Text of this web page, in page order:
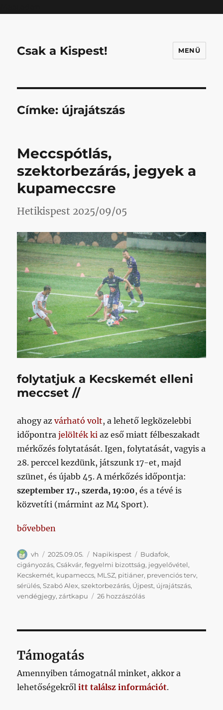
Csak a Kispest! MENÜ
Címke: újrajátszás
Meccspótlás,
szektorbezárás, jegyek a
kupameccsre
Hetikispest 2025/09/05
folytatjuk a Kecskemét elleni
meccset //
ahogy azvárható volt, a lehető legközelebbi
időpontrajelölték ki az eső miatt félbeszakadt
mérkőzés folytatását. Igen, folytatását, vagyis a
28. perccel kezdünk, játszunk 17-et, majd
szünet, és újabb 45. A mérkőzés időpontja:
szeptember 17., szerda, 19:00, és a tévé is
közvetíti (mármint az M4 Sport).
„Meccspótlás, szektorbezárás, jegyek a
bővebben
Szerző
vh Közzétéve
2025.09.05. Kategória
Napikispest Címke
Budafok,
cigányozás,Csákvár,fegyelmi bizottság, jegyelővétel,
Kecskemét, kupameccs, MLSZ, pitiáner, prevenciós terv,
sérülés,Szabó Alex,szektorbezárás, Újpest, újrajátszás,
vendégjegy,zártkapu 26 hozzászólásMeccspótlás,
Támogatás
Amennyiben támogatnál minket, akkor a
lehetőségekrőlitt találsz információt.